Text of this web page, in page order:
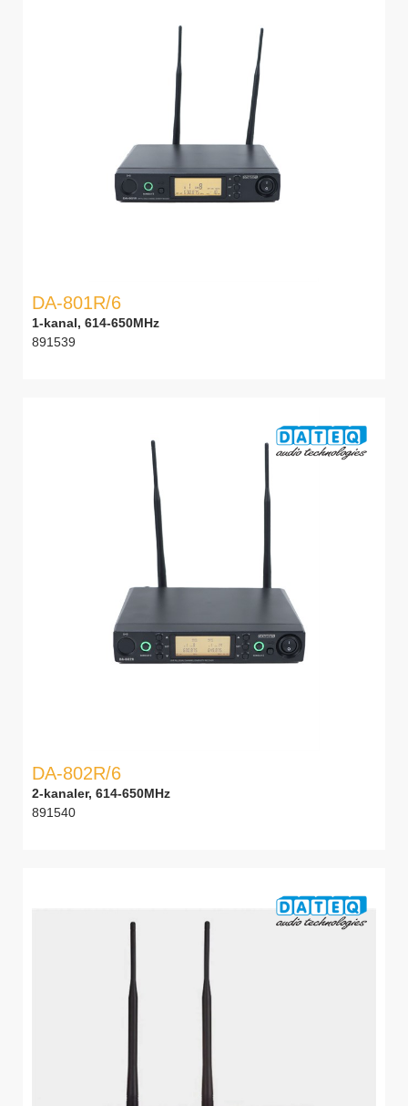
DA-801R/6
1-kanal, 614-650MHz
891539
DA-802R/6
2-kanaler, 614-650MHz
891540